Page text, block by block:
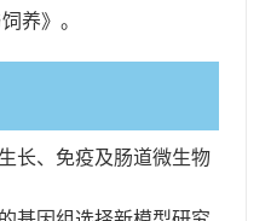
养》。
长、免疫及肠道微生物